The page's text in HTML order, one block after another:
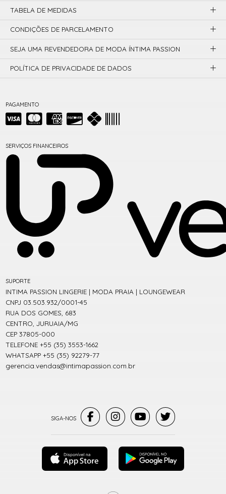
PAGAMENTO
SERVIÇOS FINANCEIROS
SUPORTE
INTIMA PASSION LINGERIE | MODA PRAIA | LOUNGEWEAR
CNPJ 03.503.932/0001-45
RUA DOS GOMES, 683
CENTRO, JURUAIA/MG
CEP 37805-000
TELEFONE +55 (35) 3553-1662
WHATSAPP +55 (35) 92279-77
gerencia.vendas@intimapassion.com.br
TABELA DE MEDIDAS
CONDIÇÕES DE PARCELAMENTO
SEJA UMA REVENDEDORA DE MODA ÍNTIMA PASSION
POLÍTICA DE PRIVACIDADE DE DADOS